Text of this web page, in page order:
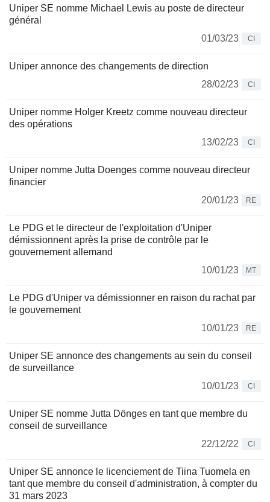
Uniper SE nomme Michael Lewis au poste de directeur
général
01/03/23
CI
Uniper annonce des changements de direction
28/02/23
CI
Uniper nomme Holger Kreetz comme nouveau directeur
des opérations
13/02/23
CI
Uniper nomme Jutta Doenges comme nouveau directeur
financier
20/01/23
RE
Le PDG et le directeur de l'exploitation d'Uniper
démissionnent après la prise de contrôle par le
gouvernement allemand
10/01/23
MT
Le PDG d'Uniper va démissionner en raison du rachat par
le gouvernement
10/01/23
RE
Uniper SE annonce des changements au sein du conseil
de surveillance
10/01/23
CI
Uniper SE nomme Jutta Dönges en tant que membre du
conseil de surveillance
22/12/22
CI
Uniper SE annonce le licenciement de Tiina Tuomela en
tant que membre du conseil d'administration, à compter du
31 mars 2023